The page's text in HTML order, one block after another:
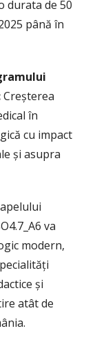
durata de 50
până în
Creșterea
în
cu impact
și asupra
va
modern,
și
atât de